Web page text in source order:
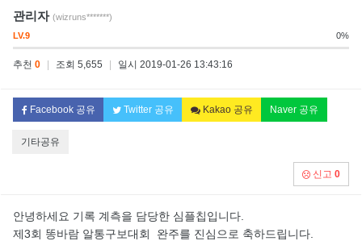
관리자 (wizruns*******)
LV.9
0%
추천 0 조회 5,655 일시 2019-01-26 13:43:16
Facebook 공유 Twitter 공유 Kakao 공유 Naver 공유
기타공유
신고 0
안녕하세요 기록 계측을 담당한 심플칩입니다.
제3회 똥바람 알통구보대회 완주를 진심으로 축하드립니다.